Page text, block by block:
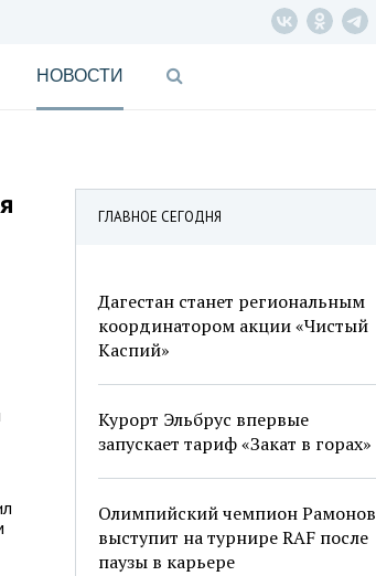
НОВОСТИ
ГЛАВНОЕ СЕГОДНЯ
Дагестан станет региональным
координатором акции «Чистый
Каспий»
Курорт Эльбрус впервые
запускает тариф «Закат в горах»
Олимпийский чемпион Рамонов
выступит на турнире RAF после
паузы в карьере